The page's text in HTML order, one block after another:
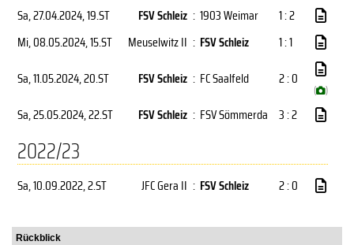
Sa, 27.04.2024, 19.ST FSV Schleiz : 1903 Weimar
1 : 2
Mi, 08.05.2024, 15.ST Meuselwitz II : FSV Schleiz
1 : 1
Sa, 11.05.2024, 20.ST FSV Schleiz : FC Saalfeld 2 : 0
( )
Sa, 25.05.2024, 22.ST FSV Schleiz : FSV Sömmerda 3 : 2
2022/23
Sa, 10.09.2022, 2.ST JFC Gera II : FSV Schleiz 2 : 0
Rückblick